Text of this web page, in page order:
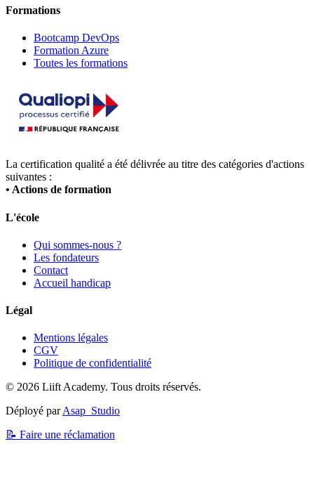
Formations
Bootcamp DevOps
Formation Azure
Toutes les formations
La certification qualité a été délivrée au titre des catégories d'actions
suivantes :
• Actions de formation
L'école
Qui sommes-nous ?
Les fondateurs
Contact
Accueil handicap
Légal
Mentions légales
CGV
Politique de confidentialité
© 2026 Liift Academy. Tous droits réservés.
Déployé parAsap_Studio
📝 Faire une réclamation